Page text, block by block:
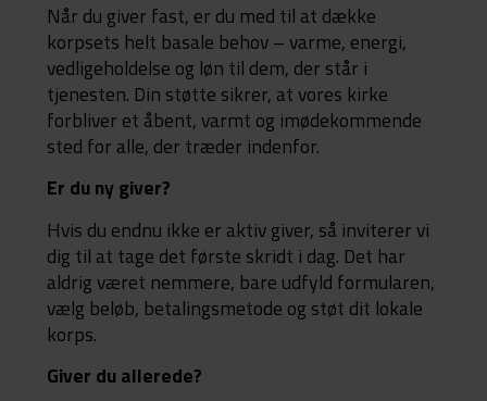
Når du giver fast, er du med til at dække
korpsets helt basale behov – varme, energi,
vedligeholdelse og løn til dem, der står i
tjenesten. Din støtte sikrer, at vores kirke
forbliver et åbent, varmt og imødekommende
sted for alle, der træder indenfor.
Er du ny giver?
Hvis du endnu ikke er aktiv giver, så inviterer vi
dig til at tage det første skridt i dag. Det har
aldrig været nemmere, bare udfyld formularen,
vælg beløb, betalingsmetode og støt dit lokale
korps.
Giver du allerede?